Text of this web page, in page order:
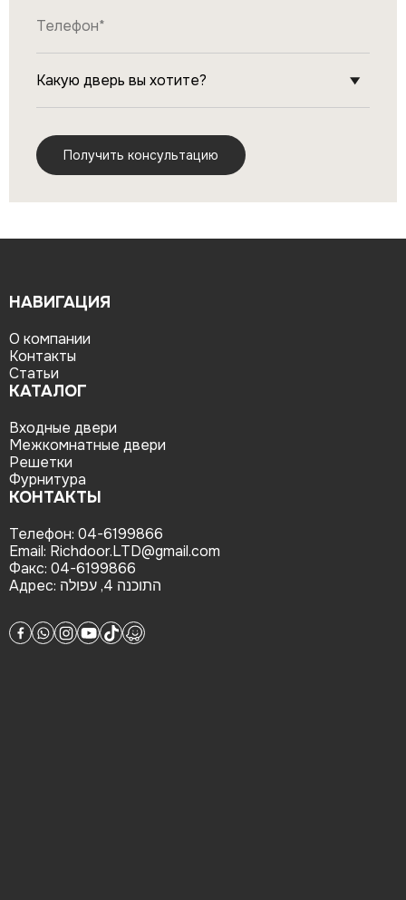
НАВИГАЦИЯ
О компании
Контакты
Статьи
КАТАЛОГ
Входные двери
Межкомнатные двери
Решетки
Фурнитура
КОНТАКТЫ
Телефон: 04-6199866
Email: Richdoor.LTD@gmail.com
Факс: 04-6199866
Адрес:
התוכנה 4, עפולה